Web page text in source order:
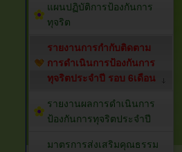
แผนปฏิบัติการป้องกันการ
ทุจริต
รายงานการกำกับติดตาม
การดำเนินการป้องกันการ
ทุจริตประจำปี รอบ 6เดือน
รายงานผลการดำเนินการ
ป้องกันการทุจริตประจำปี
มาตรการส่งเสริมคุณธรรม